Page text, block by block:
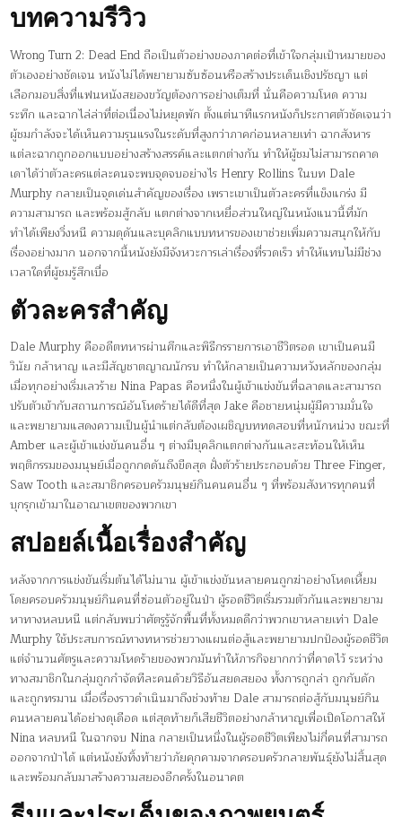
บทความรีวิว
Wrong Turn 2: Dead End ถือเป็นตัวอย่างของภาคต่อที่เข้าใจกลุ่มเป้าหมายของ
ตัวเองอย่างชัดเจน หนังไม่ได้พยายามซับซ้อนหรือสร้างประเด็นเชิงปรัชญา แต่
เลือกมอบสิ่งที่แฟนหนังสยองขวัญต้องการอย่างเต็มที่ นั่นคือความโหด ความ
ระทึก และฉากไล่ล่าที่ต่อเนื่องไม่หยุดพัก ตั้งแต่นาทีแรกหนังก็ประกาศตัวชัดเจนว่า
ผู้ชมกำลังจะได้เห็นความรุนแรงในระดับที่สูงกว่าภาคก่อนหลายเท่า ฉากสังหาร
แต่ละฉากถูกออกแบบอย่างสร้างสรรค์และแตกต่างกัน ทำให้ผู้ชมไม่สามารถคาด
เดาได้ว่าตัวละครแต่ละคนจะพบจุดจบอย่างไร Henry Rollins ในบท Dale
Murphy กลายเป็นจุดเด่นสำคัญของเรื่อง เพราะเขาเป็นตัวละครที่แข็งแกร่ง มี
ความสามารถ และพร้อมสู้กลับ แตกต่างจากเหยื่อส่วนใหญ่ในหนังแนวนี้ที่มัก
ทำได้เพียงวิ่งหนี ความดุดันและบุคลิกแบบทหารของเขาช่วยเพิ่มความสนุกให้กับ
เรื่องอย่างมาก นอกจากนี้หนังยังมีจังหวะการเล่าเรื่องที่รวดเร็ว ทำให้แทบไม่มีช่วง
เวลาใดที่ผู้ชมรู้สึกเบื่อ
ตัวละครสำคัญ
Dale Murphy คืออดีตทหารผ่านศึกและพิธีกรรายการเอาชีวิตรอด เขาเป็นคนมี
วินัย กล้าหาญ และมีสัญชาตญาณนักรบ ทำให้กลายเป็นความหวังหลักของกลุ่ม
เมื่อทุกอย่างเริ่มเลวร้าย Nina Papas คือหนึ่งในผู้เข้าแข่งขันที่ฉลาดและสามารถ
ปรับตัวเข้ากับสถานการณ์อันโหดร้ายได้ดีที่สุด Jake คือชายหนุ่มผู้มีความมั่นใจ
และพยายามแสดงความเป็นผู้นำแต่กลับต้องเผชิญบททดสอบที่หนักหน่วง ขณะที่
Amber และผู้เข้าแข่งขันคนอื่น ๆ ต่างมีบุคลิกแตกต่างกันและสะท้อนให้เห็น
พฤติกรรมของมนุษย์เมื่อถูกกดดันถึงขีดสุด ฝั่งตัวร้ายประกอบด้วย Three Finger,
Saw Tooth และสมาชิกครอบครัวมนุษย์กินคนคนอื่น ๆ ที่พร้อมสังหารทุกคนที่
บุกรุกเข้ามาในอาณาเขตของพวกเขา
สปอยล์เนื้อเรื่องสำคัญ
หลังจากการแข่งขันเริ่มต้นได้ไม่นาน ผู้เข้าแข่งขันหลายคนถูกฆ่าอย่างโหดเหี้ยม
โดยครอบครัวมนุษย์กินคนที่ซ่อนตัวอยู่ในป่า ผู้รอดชีวิตเริ่มรวมตัวกันและพยายาม
หาทางหลบหนี แต่กลับพบว่าศัตรูรู้จักพื้นที่ทั้งหมดดีกว่าพวกเขาหลายเท่า Dale
Murphy ใช้ประสบการณ์ทางทหารช่วยวางแผนต่อสู้และพยายามปกป้องผู้รอดชีวิต
แต่จำนวนศัตรูและความโหดร้ายของพวกมันทำให้ภารกิจยากกว่าที่คาดไว้ ระหว่าง
ทางสมาชิกในกลุ่มถูกกำจัดทีละคนด้วยวิธีอันสยดสยอง ทั้งการถูกล่า ถูกกับดัก
และถูกทรมาน เมื่อเรื่องราวดำเนินมาถึงช่วงท้าย Dale สามารถต่อสู้กับมนุษย์กิน
คนหลายคนได้อย่างดุเดือด แต่สุดท้ายก็เสียชีวิตอย่างกล้าหาญเพื่อเปิดโอกาสให้
Nina หลบหนี ในฉากจบ Nina กลายเป็นหนึ่งในผู้รอดชีวิตเพียงไม่กี่คนที่สามารถ
ออกจากป่าได้ แต่หนังยังทิ้งท้ายว่าภัยคุกคามจากครอบครัวกลายพันธุ์ยังไม่สิ้นสุด
และพร้อมกลับมาสร้างความสยองอีกครั้งในอนาคต